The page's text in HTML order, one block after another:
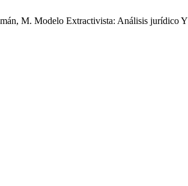
M. Modelo Extractivista: Análisis jurídico